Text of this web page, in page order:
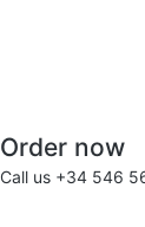
Order now
Call us +34 546